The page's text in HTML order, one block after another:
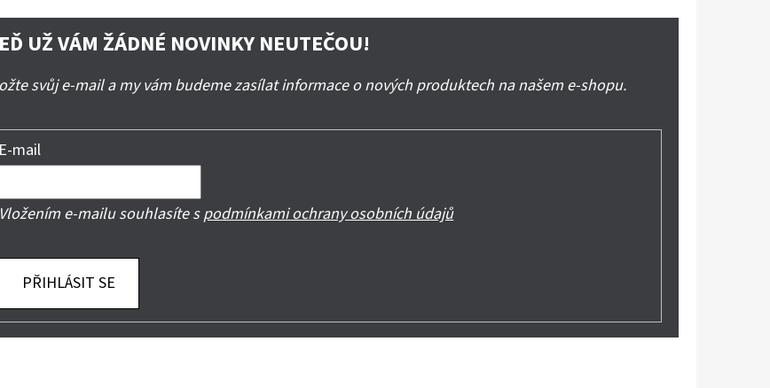
UŽ VÁM ŽÁDNÉ NOVINKY NEUTEČOU!
svůj e-mail a my vám budeme zasílat informace o nových produktech na našem e-shopu.
E-mail
Vložením e-mailu souhlasíte spodmínkami ochrany osobních údajů
PŘIHLÁSIT SE